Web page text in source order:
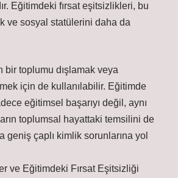
Eğitimdeki fırsat eşitsizlikleri, bu
ve sosyal statülerini daha da
bir toplumu dışlamak veya
için de kullanılabilir. Eğitimde
eğitimsel başarıyı değil, aynı
toplumsal hayattaki temsilini de
geniş çaplı kimlik sorunlarına yol
ve Eğitimdeki Fırsat Eşitsizliği